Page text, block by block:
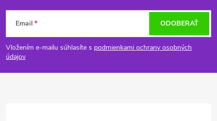
Z
á
p
Email
Vložením e-mailu súhlasíte s podmienkami ochrany osobných
údajov
ODOBERAŤ